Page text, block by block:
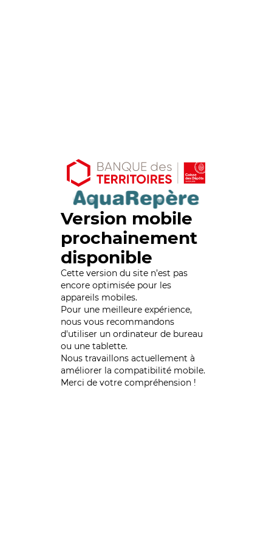
Version mobile
prochainement
disponible
Cette version du site n’est pas
encore optimisée pour les
appareils mobiles.
Pour une meilleure expérience,
nous vous recommandons
d'utiliser un ordinateur de bureau
ou une tablette.
Nous travaillons actuellement à
améliorer la compatibilité mobile.
Merci de votre compréhension !